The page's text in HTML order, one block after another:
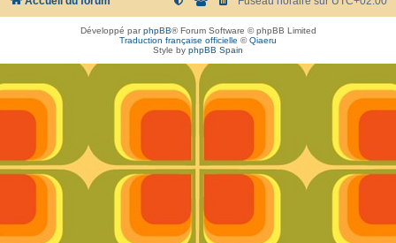
e
Développé parphpBB® Forum Software © phpBB Limited
Traduction française officielle ©Qiaeru
Style by phpBB Spain